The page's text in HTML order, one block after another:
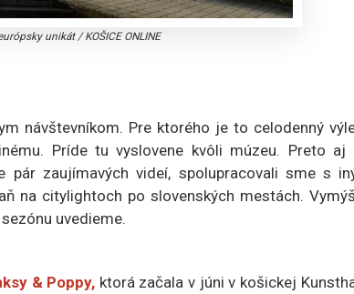
unikát/KOŠICE ONLINE
návštevníkom. Pre ktorého je to celodenný
Príde tu vyslovene kvôli múzeu. Preto aj
zaujímavých videí, spolupracovali sme s
na citylightoch po slovenských mestách.
uvedieme.
& Poppy, ktorá začala v júni v košickej